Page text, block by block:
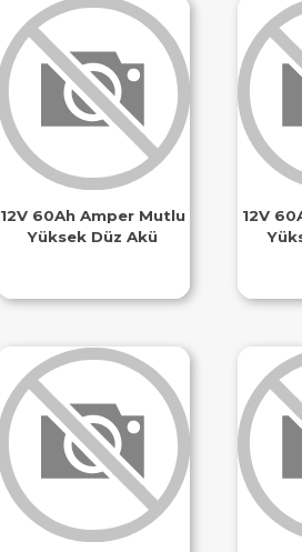
12V 60Ah Amper Mutlu
Yüksek Düz Akü
12V